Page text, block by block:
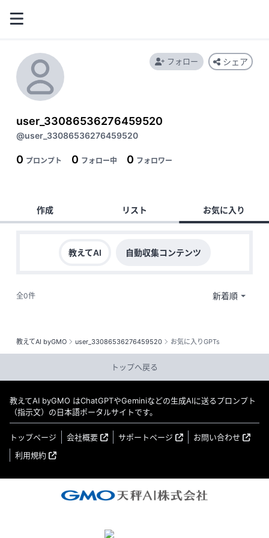
教えてAI byGMO user_33086536276459520 お気に入りGPTs
user_33086536276459520
@user_33086536276459520
0 プロンプト 0 フォロー中 0 フォロワー
フォロー シェア
作成 リスト お気に入り
教えてAI 自動収集コンテンツ
全0件
トップへ戻る
教えてAI byGMO はChatGPTやGeminiなどの生成AIに送るプロンプト
（指示文）の日本語ポータルサイトです。
トップページ 会社概要 サポートページ
お問い合わせ
利用規約